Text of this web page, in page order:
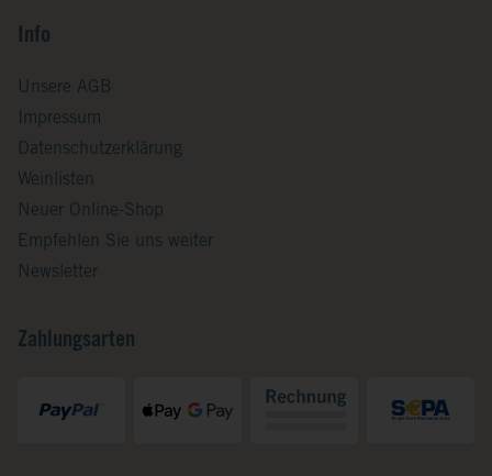
Info
Unsere AGB
Impressum
Datenschutzerklärung
Weinlisten
Neuer Online-Shop
Empfehlen Sie uns weiter
Newsletter
Zahlungsarten